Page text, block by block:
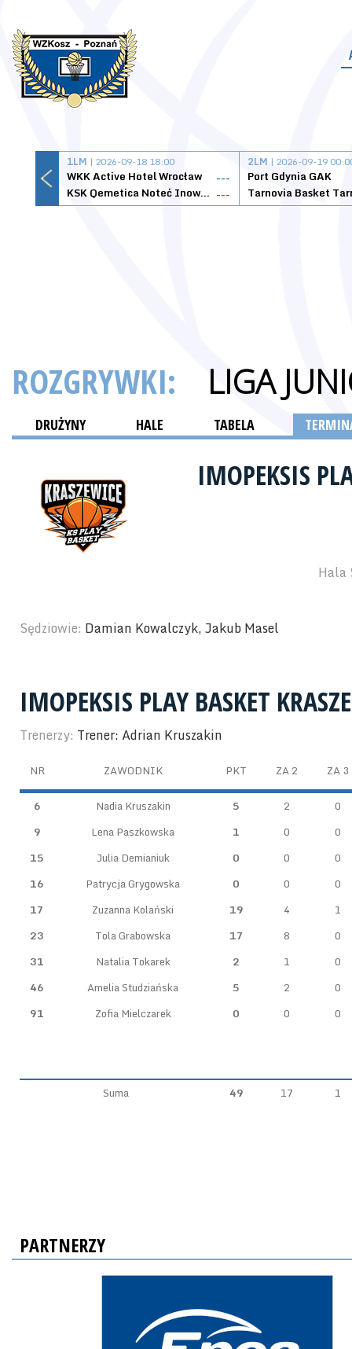
1LM | 2026-09-18 18:00
WKK Active Hotel Wrocław
---
KSK Qemetica Noteć Inowrocław ---
2LM | 2026-09-19
Port Gdynia GAK
ROZGRYWKI: LIGA
DRUŻYNY HALE TABELA
IMOPEKSIS
Hala
Sędziowie: Damian Kowalczyk, Jakub Masel
IMOPEKSIS PLAY BASKET
Trenerzy: Trener: Adrian Kruszakin
NR ZAWODNIK PKT ZA 2 ZA 3
6 Nadia Kruszakin 5 2
0
9
Lena Paszkowska 1 0
0
15
Julia Demianiuk 0 0
0
16
Patrycja Grygowska 0 0
0
17
Zuzanna Kolański 19 4
1
23
Tola Grabowska 17 8
0
31
Natalia Tokarek 2 1
0
46
Amelia Studziańska 5 2
0
91
Zofia Mielczarek 0 0 0
Suma 49 17 1
PARTNERZY